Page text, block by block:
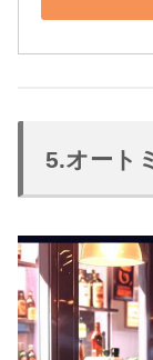
5.オート